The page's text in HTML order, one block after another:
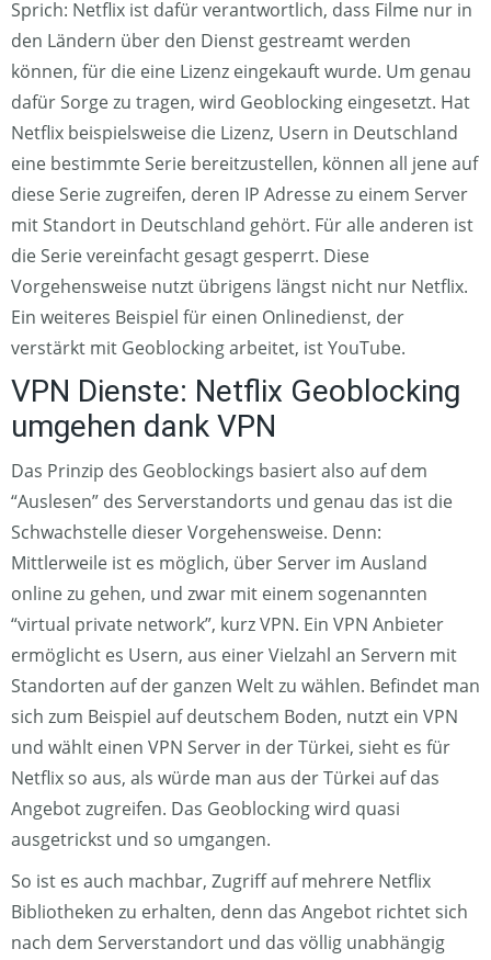
Sprich: Netflix ist dafür verantwortlich, dass Filme nur in
den Ländern über den Dienst gestreamt werden
können, für die eine Lizenz eingekauft wurde. Um genau
dafür Sorge zu tragen, wird Geoblocking eingesetzt. Hat
Netflix beispielsweise die Lizenz, Usern in Deutschland
eine bestimmte Serie bereitzustellen, können all jene auf
diese Serie zugreifen, deren IP Adresse zu einem Server
mit Standort in Deutschland gehört. Für alle anderen ist
die Serie vereinfacht gesagt gesperrt. Diese
Vorgehensweise nutzt übrigens längst nicht nur Netflix.
Ein weiteres Beispiel für einen Onlinedienst, der
verstärkt mit Geoblocking arbeitet, ist YouTube.
VPN Dienste: Netflix Geoblocking
umgehen dank VPN
Das Prinzip des Geoblockings basiert also auf dem
“Auslesen” des Serverstandorts und genau das ist die
Schwachstelle dieser Vorgehensweise. Denn:
Mittlerweile ist es möglich, über Server im Ausland
online zu gehen, und zwar mit einem sogenannten
“virtual private network”, kurz VPN. Ein VPN Anbieter
ermöglicht es Usern, aus einer Vielzahl an Servern mit
Standorten auf der ganzen Welt zu wählen. Befindet man
sich zum Beispiel auf deutschem Boden, nutzt ein VPN
und wählt einen VPN Server in der Türkei, sieht es für
Netflix so aus, als würde man aus der Türkei auf das
Angebot zugreifen. Das Geoblocking wird quasi
ausgetrickst und so umgangen.
So ist es auch machbar, Zugriff auf mehrere Netflix
Bibliotheken zu erhalten, denn das Angebot richtet sich
nach dem Serverstandort und das völlig unabhängig